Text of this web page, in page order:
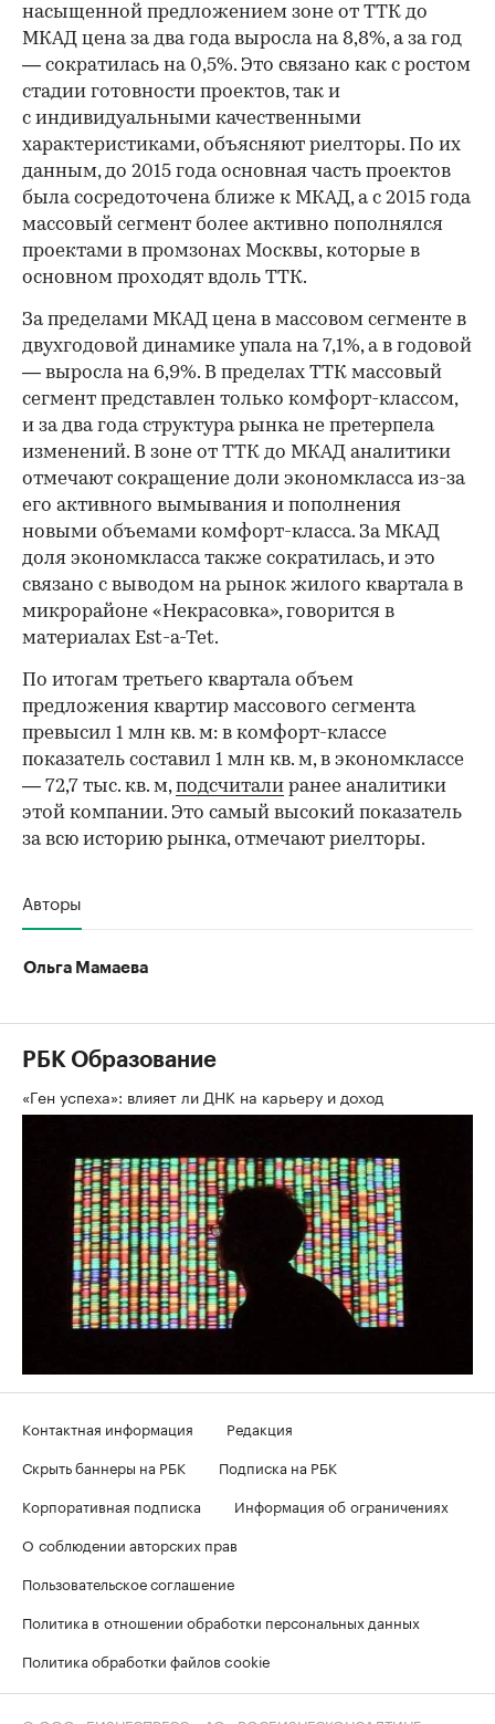
насыщенной предложением зоне от ТТК до
МКАД цена за два года выросла на 8,8%, а за год
— сократилась на 0,5%. Это связано как с ростом
стадии готовности проектов, так и
с индивидуальными качественными
характеристиками, объясняют риелторы. По их
данным, до 2015 года основная часть проектов
была сосредоточена ближе к МКАД, а с 2015 года
массовый сегмент более активно пополнялся
проектами в промзонах Москвы, которые в
основном проходят вдоль ТТК.
За пределами МКАД цена в массовом сегменте в
двухгодовой динамике упала на 7,1%, а в годовой
— выросла на 6,9%. В пределах ТТК массовый
сегмент представлен только комфорт-классом,
и за два года структура рынка не претерпела
изменений. В зоне от ТТК до МКАД аналитики
отмечают сокращение доли экономкласса из-за
его активного вымывания и пополнения
новыми объемами комфорт-класса. За МКАД
доля экономкласса также сократилась, и это
связано с выводом на рынок жилого квартала в
микрорайоне «Некрасовка», говорится в
материалах Est-a-Tet.
По итогам третьего квартала объем
предложения квартир массового сегмента
превысил 1 млн кв. м: в комфорт-классе
показатель составил 1 млн кв. м, в экономклассе
— 72,7 тыс. кв. м,подсчитали ранее аналитики
этой компании. Это самый высокий показатель
за всю историю рынка, отмечают риелторы.
Авторы
Ольга Мамаева
РБК Образование
«Ген успеха»: влияет ли ДНК на карьеру и доход
Контактная информация
Редакция
Скрыть баннеры на РБК
Подписка на РБК
Корпоративная подписка
Информация об ограничениях
О соблюдении авторских прав
Пользовательское соглашение
Политика в отношении обработки персональных данных
Политика обработки файлов cookie